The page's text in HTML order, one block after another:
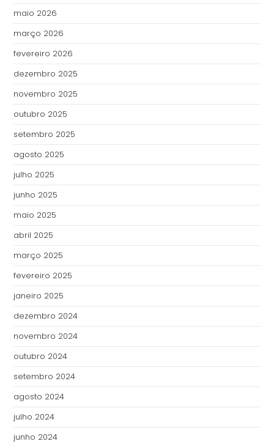
maio 2026
março 2026
fevereiro 2026
dezembro 2025
novembro 2025
outubro 2025
setembro 2025
agosto 2025
julho 2025
junho 2025
maio 2025
abril 2025
março 2025
fevereiro 2025
janeiro 2025
dezembro 2024
novembro 2024
outubro 2024
setembro 2024
agosto 2024
julho 2024
junho 2024